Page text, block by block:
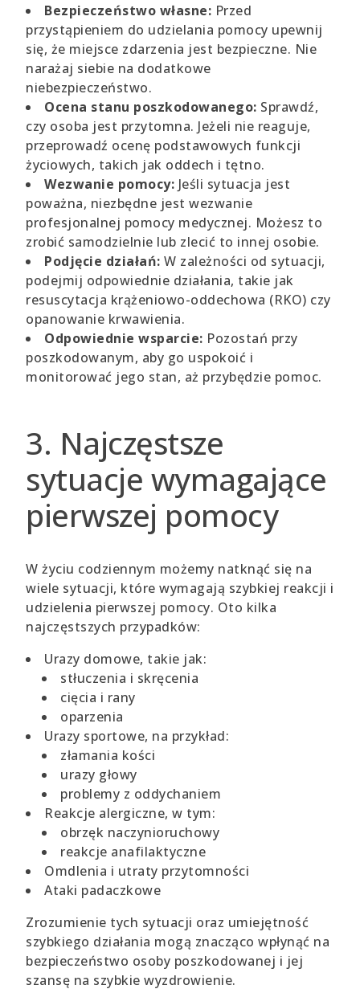
Bezpieczeństwo własne: Przed
przystąpieniem do udzielania pomocy upewnij
się, że miejsce zdarzenia jest bezpieczne. Nie
narażaj siebie na dodatkowe
niebezpieczeństwo.
Ocena stanu poszkodowanego: Sprawdź,
czy osoba jest przytomna. Jeżeli nie reaguje,
przeprowadź ocenę podstawowych funkcji
życiowych, takich jak oddech i tętno.
Wezwanie pomocy: Jeśli sytuacja jest
poważna, niezbędne jest wezwanie
profesjonalnej pomocy medycznej. Możesz to
zrobić samodzielnie lub zlecić to innej osobie.
Podjęcie działań: W zależności od sytuacji,
podejmij odpowiednie działania, takie jak
resuscytacja krążeniowo-oddechowa (RKO) czy
opanowanie krwawienia.
Odpowiednie wsparcie: Pozostań przy
poszkodowanym, aby go uspokoić i
monitorować jego stan, aż przybędzie pomoc.
3. Najczęstsze
sytuacje wymagające
pierwszej pomocy
W życiu codziennym możemy natknąć się na
wiele sytuacji, które wymagają szybkiej reakcji i
udzielenia pierwszej pomocy. Oto kilka
najczęstszych przypadków:
Urazy domowe, takie jak:
stłuczenia i skręcenia
cięcia i rany
oparzenia
Urazy sportowe, na przykład:
złamania kości
urazy głowy
problemy z oddychaniem
Reakcje alergiczne, w tym:
obrzęk naczynioruchowy
reakcje anafilaktyczne
Omdlenia i utraty przytomności
Ataki padaczkowe
Zrozumienie tych sytuacji oraz umiejętność
szybkiego działania mogą znacząco wpłynąć na
bezpieczeństwo osoby poszkodowanej i jej
szansę na szybkie wyzdrowienie.